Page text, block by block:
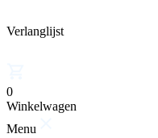
Verlanglijst
0
Winkelwagen
Menu